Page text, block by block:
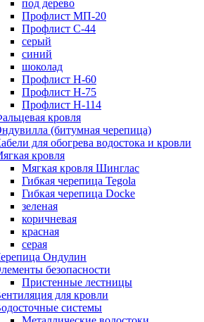
под дерево
Профлист МП-20
Профлист С-44
серый
синий
шоколад
Профлист Н-60
Профлист Н-75
Профлист H-114
кровля
(битумная черепица)
для обогрева водостока и кровли
кровля
Мягкая кровля Шинглас
Гибкая черепица Tegola
Гибкая черепица Docke
зеленая
коричневая
красная
серая
Ондулин
безопасности
Пристенные лестницы
для кровли
системы